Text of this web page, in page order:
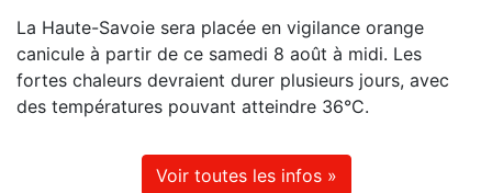
La Haute-Savoie sera placée en vigilance orange
canicule à partir de ce samedi 8 août à midi. Les
fortes chaleurs devraient durer plusieurs jours, avec
des températures pouvant atteindre 36°C.
Voir toutes les infos »